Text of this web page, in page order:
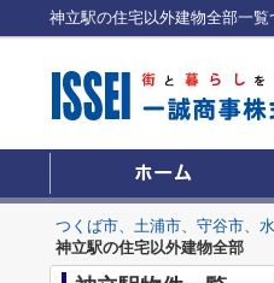
つくば市、土浦市、守谷市、
神立駅の住宅以外建物全部